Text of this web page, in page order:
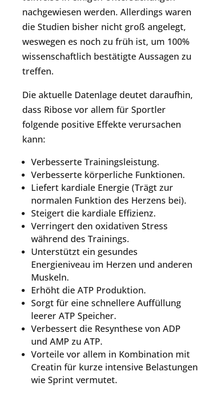
nachgewiesen werden. Allerdings waren
die Studien bisher nicht groß angelegt,
weswegen es noch zu früh ist, um 100%
wissenschaftlich bestätigte Aussagen zu
treffen.
Die aktuelle Datenlage deutet daraufhin,
dass Ribose vor allem für Sportler
folgende positive Effekte verursachen
kann:
Verbesserte Trainingsleistung.
Verbesserte körperliche Funktionen.
Liefert kardiale Energie (Trägt zur
normalen Funktion des Herzens bei).
Steigert die kardiale Effizienz.
Verringert den oxidativen Stress
während des Trainings.
Unterstützt ein gesundes
Energieniveau im Herzen und anderen
Muskeln.
Erhöht die ATP Produktion.
Sorgt für eine schnellere Auffüllung
leerer ATP Speicher.
Verbessert die Resynthese von ADP
und AMP zu ATP.
Vorteile vor allem in Kombination mit
Creatin für kurze intensive Belastungen
wie Sprint vermutet.